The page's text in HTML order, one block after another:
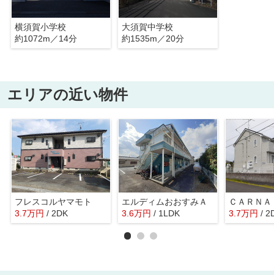
横須賀小学校
約1072m／14分
大須賀中学校
約1535m／20分
エリアの近い物件
フレスコルヤマモト
3.7万円 / 2DK
エルディムおおすみＡ
3.6万円 / 1LDK
ＣＡＲＮ
3.7万円 /